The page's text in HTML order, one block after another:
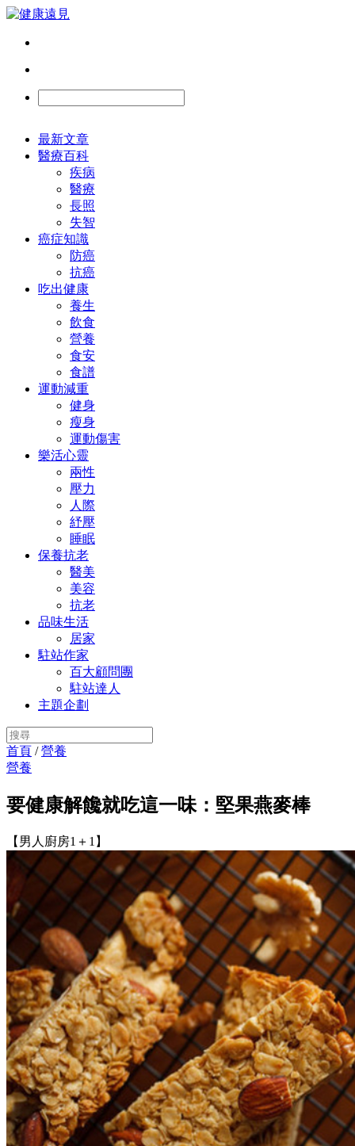
最新文章
醫療百科
疾病
醫療
長照
失智
癌症知識
防癌
抗癌
吃出健康
養生
飲食
營養
食安
食譜
運動減重
健身
瘦身
運動傷害
樂活心靈
兩性
壓力
人際
紓壓
睡眠
保養抗老
醫美
美容
抗老
品味生活
居家
駐站作家
百大顧問團
駐站達人
主題企劃
首頁 /營養
營養
要健康解饞就吃這一味：堅果燕麥棒
【男人廚房1＋1】